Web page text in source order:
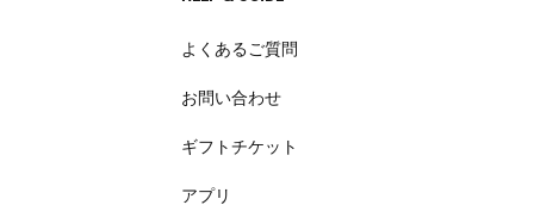
よくあるご質問
お問い合わせ
ギフトチケット
アプリ